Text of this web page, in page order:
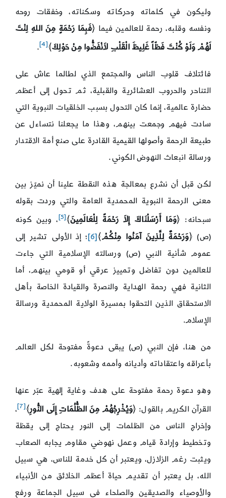
وليكون في كلماته وحركاته وسكناته، وخفقات روحه
ونفسه وقلبه، رحمة للعالمين فيما ﴿فَبِمَا رَحْمَةٍ مِنَ اللهِ لِنْتَ
لَهُمْ وَلَوْ كُنْتَ فَظّاً غَلِيظَ الْقَلْبِ لاَنْفَضُّوا مِنْ حَوْلِكَ﴾[4]
.
فائتلاف قلوب الناس والمجتمع الذي لطالما عاش على
التناحر والحروب العشائرية والقبلية، ثم تحول إلى أعظم
حضارة عالمية، إنما كان التحول بسبب الخلقيات النبوية التي
سادت فيهم وجمعت بينهم، وهذا ما يجعلنا نتساءل عن
طبيعة الرحمة وأصولها القيمية القادرة على صنع أمة الاقتدار
ورسالة انبعاث النهوض الكوني.
لكن قبل أن نشرع بمعالجة هذه النقطة علينا أن نميّز بين
معنى الرحمة النبوية المحمدية العامة والتي وردت بقوله
سبحانه: ﴿وَمَا أَرْسَلْنَاكَ إِلاَ رَحْمَةً لِلْعَالَمِينَ﴾[5]
، وبين كونه
(ص) ﴿وَرَحْمَةٌ لِلَّذِينَ آمَنُوا مِنْكُمْ﴾[6]
؛ إذ الأولى تشير إلى
عموم شأنية النبي (ص) ورسالته الإسلامية التي جاءت
للعالمين دون تفاضل وتمييز عرقي أو قومي بينهم، أما
الثانية فهي رحمة الهداية والنصرة والقيادة الخاصة بأهل
الاستحقاق الذين التحقوا بمسيرة الولاية المحمدية ورسالة
الإسلام.
من هنا، فإن النبي (ص) يبقى دعوةً مفتوحة لكل العالم
بأعراقه واعتقاداته وأديانه وأممه وشعوبه.
وهو دعوة رحمة مفتوحة على هدف وغاية إلهية عبّر عنها
القرآن الكريم بالقول: ﴿وَيُخْرِجُهُمْ مِنَ الظُّلُمَاتِ إِلَى النُّورِ﴾[7]
،
وإخراج الناس من الظلمات إلى النور يحتاج إلى يقظة
وتخطيط وإرادة قيام وعمل نهوضي مقاوم يجابه الصعاب
ويثبت رغم الزلازل، ويعتبر أن كل خدمة للناس، هي سبيل
الله، بل يعتبر أن تقديم حياة أعظم الخلائق من الأنبياء
والأوصياء والصديقين والصلحاء في سبيل الجماعة ورفع